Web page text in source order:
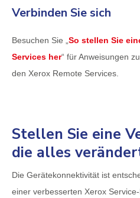
Verbinden Sie sich
Besuchen Sie „ So stellen Sie
Services her“ für Anweisungen
den Xerox Remote Services.
Stellen Sie eine
die alles
Die Gerätekonnektivität ist
einer verbesserten Xerox